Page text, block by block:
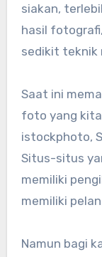
siakan,
hasil
sedikit teknik
Saat ini
foto yang
istockphoto,
Situs-situs
memiliki
memiliki
Namun bagi